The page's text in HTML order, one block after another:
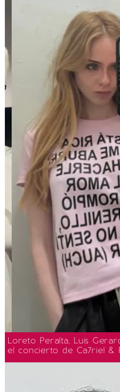
Loreto Peralta, Luis
el concierto de Ca7riel &